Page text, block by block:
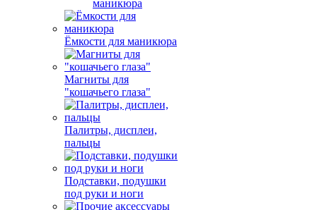
маникюра
Ёмкости для маникюра
Магниты для
"кошачьего глаза"
Палитры, дисплеи,
пальцы
Подставки, подушки
под руки и ноги